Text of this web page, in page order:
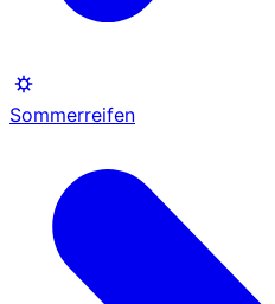
Sommerreifen